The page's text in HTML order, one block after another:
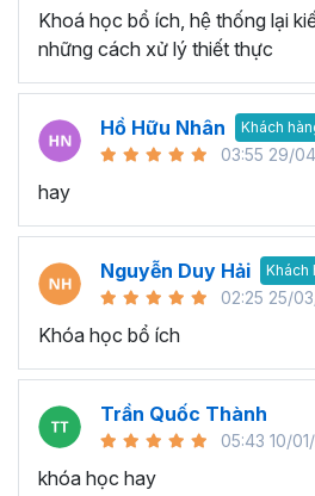
Khoá học bổ ích, hệ thống lại
những cách xử lý thiết thực
Hồ Hữu Nhân Khách
03:55 29/
hay
Nguyễn Duy Hải Khách
02:25 25/
Khóa học bổ ích
Trần Quốc Thành
05:43 10/
khóa học hay